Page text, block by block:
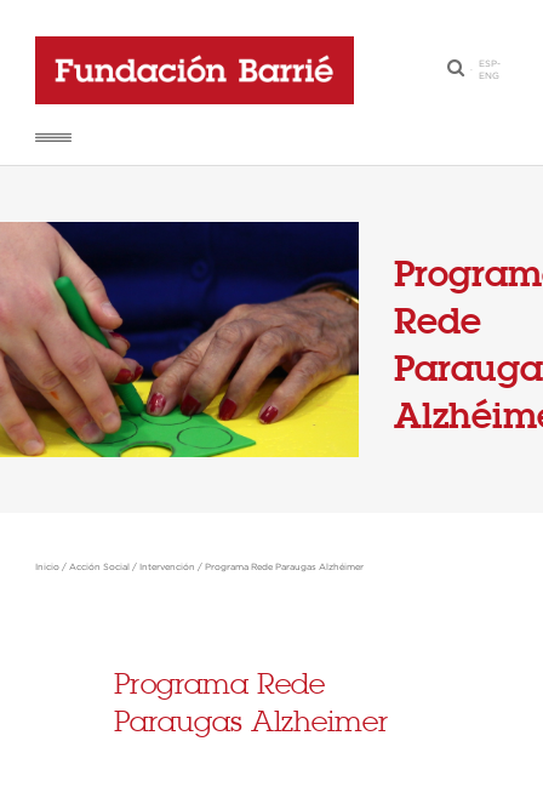
·
ESP-
ENG
Rede
Inicio / Acción Social / Intervención / Programa Rede Paraugas Alzhéimer
Programa Rede
Paraugas Alzheimer